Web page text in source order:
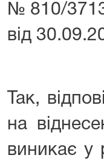
№ 810/
від
Так,
на
виникає у